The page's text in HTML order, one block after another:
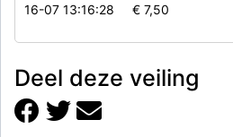
16-07 13:16:28
€ 7,50
Deel deze veiling